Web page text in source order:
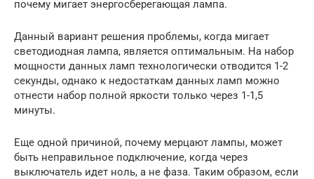
почему мигает энергосберегающая лампа.
Данный вариант решения проблемы, когда мигает
светодиодная лампа, является оптимальным. На набор
мощности данных ламп технологически отводится 1-2
секунды, однако к недостаткам данных ламп можно
отнести набор полной яркости только через 1-1,5
минуты.
Еще одной причиной, почему мерцают лампы, может
быть неправильное подключение, когда через
выключатель идет ноль, а не фаза. Таким образом, если